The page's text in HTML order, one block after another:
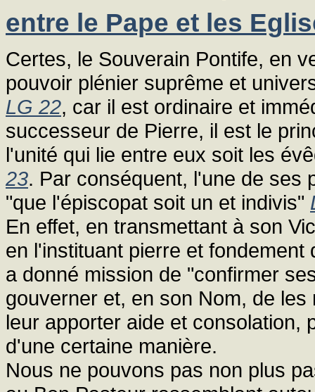
entre le Pape et les
Certes, le Souverain Pontife, en
pouvoir plénier suprême et
LG 22, car il est ordinaire et
successeur de Pierre, il est le
l'unité qui lie entre eux soit les
23. Par conséquent, l'une de ses
"que l'épiscopat soit un et indivis"
En effet, en transmettant à son
en l'instituant pierre et
a donné mission de "confirmer
gouverner et, en son Nom, de
leur apporter aide et consolation,
d'une certaine manière.
Nous ne pouvons pas non plus